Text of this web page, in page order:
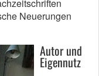
Neuerungen
Autor und
Eigennutz